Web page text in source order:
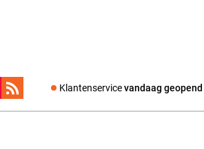
Klantenservicevandaag geopend